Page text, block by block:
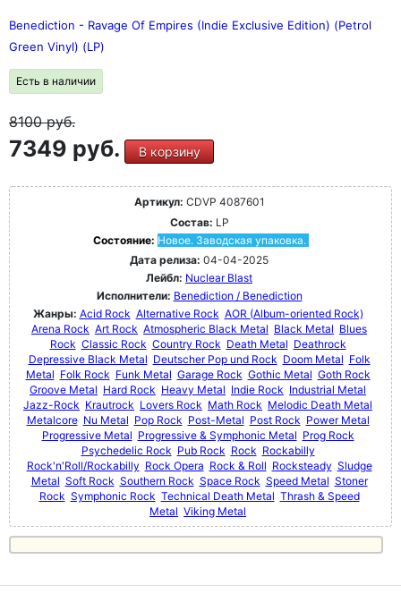
Benediction - Ravage Of Empires (Indie Exclusive Edition) (Petrol
Green Vinyl) (LP)
Есть в наличии
8100руб.
7349 руб. В корзину
Артикул: CDVP 4087601
Состав: LP
Состояние: Новое. Заводская упаковка.
Дата релиза: 04-04-2025
Лейбл: Nuclear Blast
Исполнители: Benediction / Benediction
Жанры: Acid Rock Alternative Rock AOR (Album-oriented Rock)
Arena Rock Art Rock Atmospheric Black Metal Black Metal Blues
Rock Classic Rock Country Rock Death Metal Deathrock
Depressive Black Metal Deutscher Pop und Rock Doom Metal Folk
Metal Folk Rock Funk Metal Garage Rock Gothic Metal Goth Rock
Groove Metal Hard Rock Heavy Metal Indie Rock Industrial Metal
Jazz-Rock Krautrock Lovers Rock Math Rock Melodic Death Metal
Metalcore Nu Metal Pop Rock Post-Metal Post Rock Power Metal
Progressive Metal Progressive & Symphonic Metal Prog Rock
Psychedelic Rock Pub Rock Rock Rockabilly
Rock'n'Roll/Rockabilly Rock Opera Rock & Roll Rocksteady Sludge
Metal Soft Rock Southern Rock Space Rock Speed Metal Stoner
Rock Symphonic Rock Technical Death Metal Thrash & Speed
Metal Viking Metal